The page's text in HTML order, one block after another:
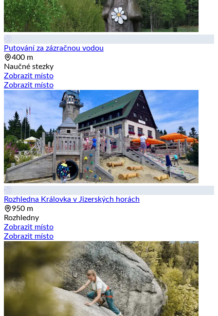
Putování za zázračnou vodou
400 m
Naučné stezky
Zobrazit místo
Zobrazit místo
Rozhledna Královka v Jizerských horách
950 m
Rozhledny
Zobrazit místo
Zobrazit místo